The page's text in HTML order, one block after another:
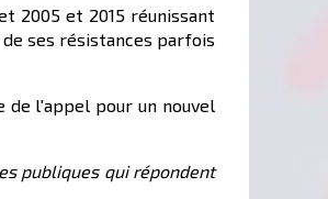
2005 et 2015 réunissant
ses résistances parfois
l'appel pour un nouvel
publiques qui répondent